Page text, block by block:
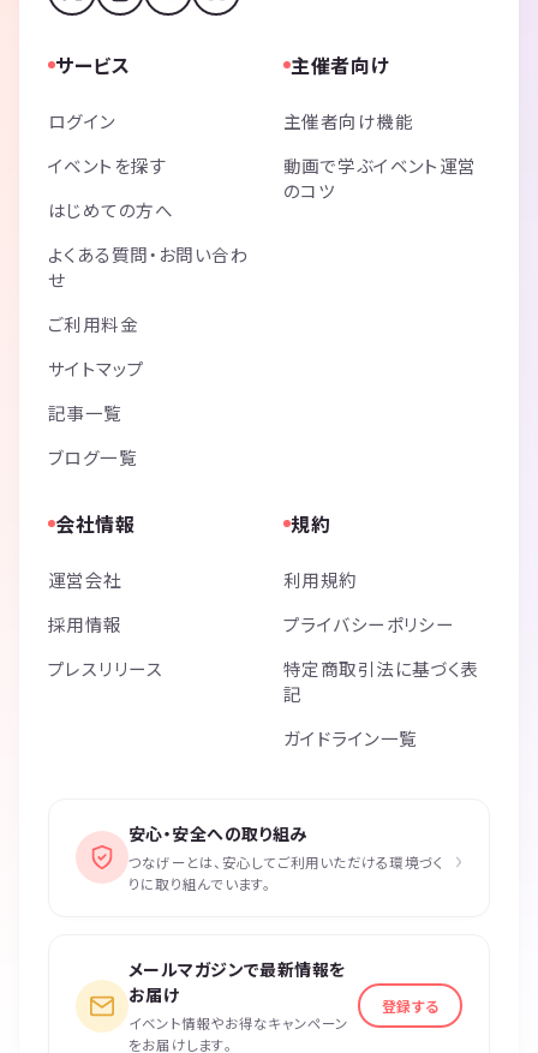
サービス
ログイン
イベントを探す
はじめての方へ
よくある質問・お問い合わ
せ
ご利用料金
サイトマップ
記事一覧
ブログ一覧
主催者向け
主催者向け機能
動画で学ぶイベント運営
のコツ
会社情報
運営会社
採用情報
プレスリリース
規約
利用規約
プライバシーポリシー
特定商取引法に基づく表
記
ガイドライン一覧
安心・安全への取り組み
つなげーとは、安心してご利用いただける環境づく
りに取り組んでいます。
›
メールマガジンで最新情報を
お届け
イベント情報やお得なキャンペーン
をお届けします。
登録する